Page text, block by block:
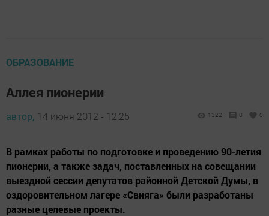
ОБРАЗОВАНИЕ
Аллея пионерии
автор, 14 июня 2012 - 12:25 1322 0 0
В рамках работы по подготовке и проведению 90-летия
пионерии, а также задач, поставленных на совещании
выездной сессии депутатов районной Детской Думы, в
оздоровительном лагере «Свияга» были разработаны
разные целевые проекты.